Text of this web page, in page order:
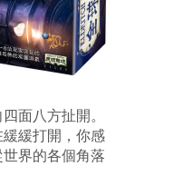
面八方扯開。
緩打開，你感
界的各個角落